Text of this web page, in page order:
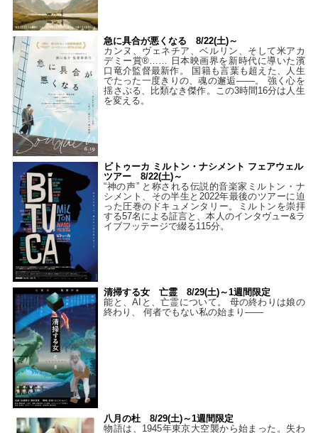
急に具合が悪くなる 8/22(土)～
カンヌ、ヴェネチア、ベルリン、そして米アカ
デミー賞®…… 日本映画界を新時代に導いた濱
口竜介監督最新作。 国籍も言葉も超えた、人生
でたった一度きりの、魂の邂逅――。 強く心を
揺さぶる、比類なき傑作。この3時間16分は人生
を変える。
ビトゥーカ ミルトン・ナシメント フェアウェル
ツアー 8/22(土)～
“神の声” と称される伝説的音楽家ミルトン・ナ
シメント、その半生と2022年最後のツアーに迫
った圧巻のドキュメンタリー。ミルトンを崇拝
する57名による証言と、本人のインタヴュー&ラ
イブフッテージで綴る115分。
清掃する女 亡霊 8/29(土)～1週間限定
能と、AIと、亡霊について。 母の終わりは娘の
終わり、 何者でもない私の始まり――
八月の杜 8/29(土)～1週間限定
物語は、1945年東京大空襲から始まった。失わ